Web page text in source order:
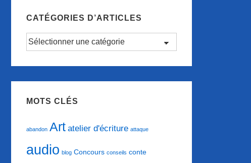
CATÉGORIES D’ARTICLES
Catégories
MOTS CLÉS
abandon Art atelier d'écriture attaque
audio blog Concours conseils conte